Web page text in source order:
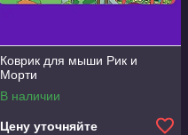
Коврик для мыши Рик и
Морти
В наличии
Цену уточняйте